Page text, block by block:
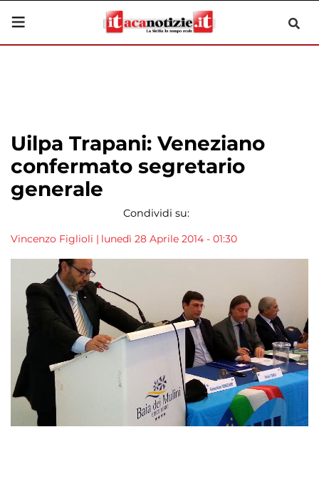
Uilpa Trapani: Veneziano
confermato segretario
generale
Condividi su:
Vincenzo Figlioli | lunedì 28 Aprile 2014 - 01:30